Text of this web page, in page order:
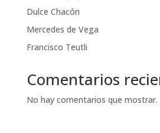
Dulce Chacón
Mercedes de Vega
Francisco Teutli
Comentarios
No hay comentarios que mostrar.